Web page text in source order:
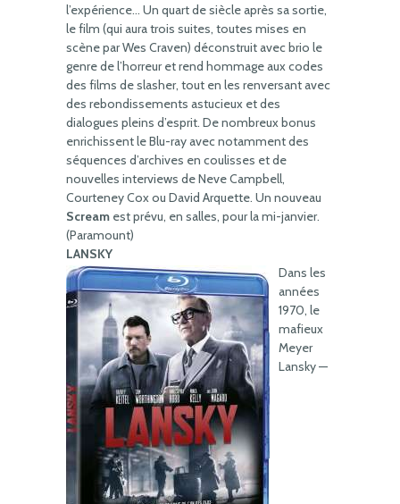
l’expérience… Un quart de siècle après sa sortie,
le film (qui aura trois suites, toutes mises en
scène par Wes Craven) déconstruit avec brio le
genre de l’horreur et rend hommage aux codes
des films de slasher, tout en les renversant avec
des rebondissements astucieux et des
dialogues pleins d’esprit. De nombreux bonus
enrichissent le Blu-ray avec notamment des
séquences d’archives en coulisses et de
nouvelles interviews de Neve Campbell,
Courteney Cox ou David Arquette. Un nouveau
Scream est prévu, en salles, pour la mi-janvier.
(Paramount)
LANSKY
Dans les
années
1970, le
mafieux
Meyer
Lansky —